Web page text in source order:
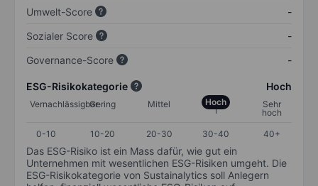
Umwelt-Score
-
Sozialer Score
-
Governance-Score
-
ESG-Risikokategorie Hoch
VernachlässigbarGering Mittel Hoch
Sehr
hoch
0-10
10-20 20-30 30-40 40+
Das ESG-Risiko ist ein Mass dafür, wie gut ein
Unternehmen mit wesentlichen ESG-Risiken umgeht. Die
ESG-Risikokategorie von Sustainalytics soll Anlegern